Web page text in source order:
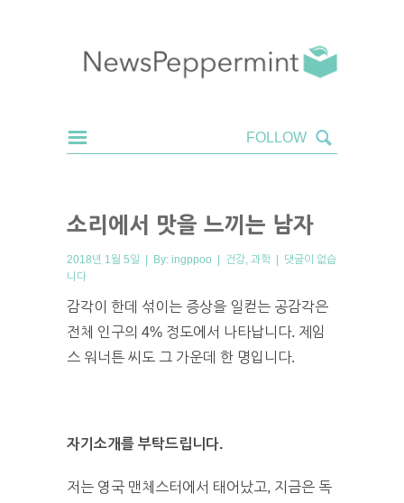
소리에서 맛을 느끼는 남자
2018년 1월 5일 | By: ingppoo | 건강 과학 | 댓글이 없습
니다
감각이 한데 섞이는 증상을 일컫는 공감각은
전체 인구의 4% 정도에서 나타납니다. 제임
스 워너튼 씨도 그 가운데 한 명입니다.
자기소개를 부탁드립니다.
저는 영국 맨체스터에서 태어났고, 지금은 독